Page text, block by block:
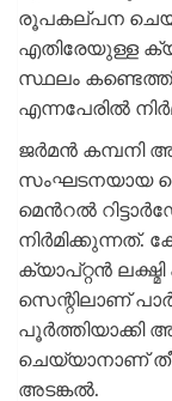
രൂപകല്പന
എതിരേയുള്ള
സ്ഥലം
എന്നപേരിൽ
ജർമൻ കമ്പനി
സംഘടനയായ
മെൻറൽ
നിർമിക്കുന്നത്.
ക്യാപ്റ്റൻ
സെന്റിലാണ്
പൂർത്തിയാക്കി
ചെയ്യാനാണ്
അടങ്കൽ.